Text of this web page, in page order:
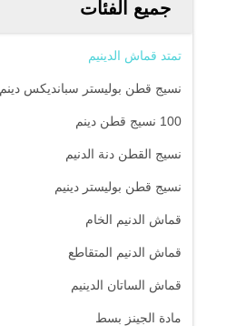
جميع الفئات
تمتد قماش الدينيم
نسيج قطن بوليستر سبانديكس دينم
100 نسيج قطن دينم
نسيج القطن دنة الدنيم
نسيج قطن بوليستر دينيم
قماش الدنيم الخام
قماش الدنيم المتقاطع
قماش الساتان الدينيم
مادة الجينز بسط